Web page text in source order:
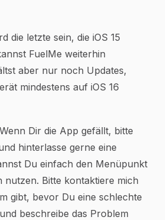
die letzte sein, die iOS 15
FuelMe weiterhin
aber nur noch Updates,
mindestens auf iOS 16
Dir die App gefällt, bitte
hinterlasse gerne eine
Du einfach den Menüpunkt
nutzen. Bitte kontaktiere mich
gibt, bevor Du eine schlechte
beschreibe das Problem